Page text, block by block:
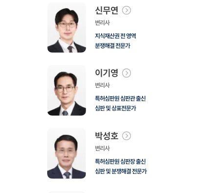
신무연
변리사
지식재산권 전 영역
분쟁해결 전문가
이기영
변리사
특허심판원 심판관 출신
심판 및 상표전문가
박성호
변리사
특허심판원 심판장 출신
심판 및 분쟁해결 전문가